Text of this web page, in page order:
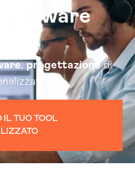
,progettazionedi
IL TUO TOOL